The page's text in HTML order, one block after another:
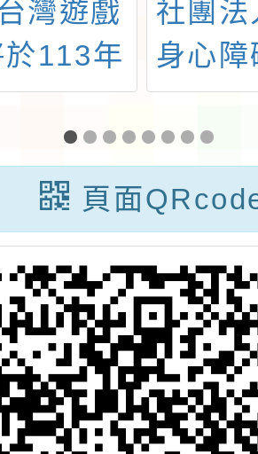
灣遊戲
113年
25日舉
台灣
療師認證
程】：
未盡-透
與創作探
心世界」
社團
身心
理「
推廣
頁面